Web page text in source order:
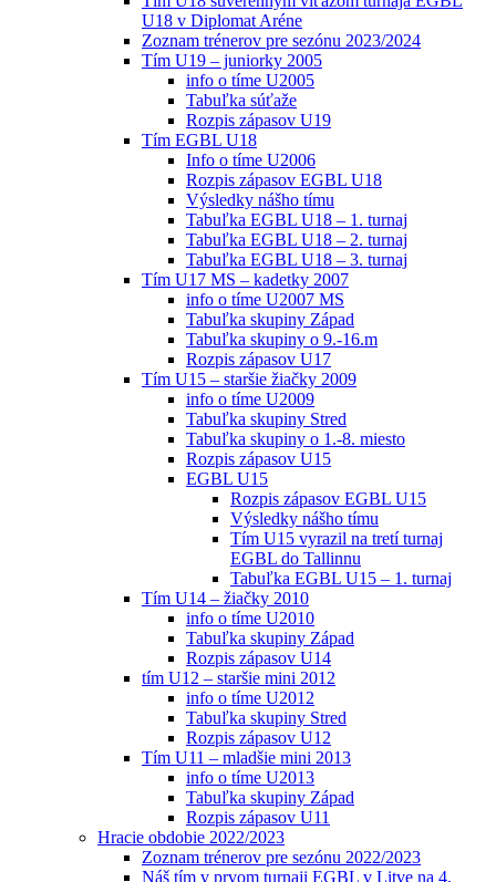
U18 v Diplomat Aréne
Zoznam trénerov pre sezónu 2023/2024
Tím U19 – juniorky 2005
info o tíme U2005
Tabuľka súťaže
Rozpis zápasov U19
Tím EGBL U18
Info o tíme U2006
Rozpis zápasov EGBL U18
Výsledky nášho tímu
Tabuľka EGBL U18 – 1. turnaj
Tabuľka EGBL U18 – 2. turnaj
Tabuľka EGBL U18 – 3. turnaj
Tím U17 MS – kadetky 2007
info o tíme U2007 MS
Tabuľka skupiny Západ
Tabuľka skupiny o 9.-16.m
Rozpis zápasov U17
Tím U15 – staršie žiačky 2009
info o tíme U2009
Tabuľka skupiny Stred
Tabuľka skupiny o 1.-8. miesto
Rozpis zápasov U15
EGBL U15
Rozpis zápasov EGBL U15
Výsledky nášho tímu
Tím U15 vyrazil na tretí turnaj
EGBL do Tallinnu
Tabuľka EGBL U15 – 1. turnaj
Tím U14 – žiačky 2010
info o tíme U2010
Tabuľka skupiny Západ
Rozpis zápasov U14
tím U12 – staršie mini 2012
info o tíme U2012
Tabuľka skupiny Stred
Rozpis zápasov U12
Tím U11 – mladšie mini 2013
info o tíme U2013
Tabuľka skupiny Západ
Rozpis zápasov U11
Hracie obdobie 2022/2023
Zoznam trénerov pre sezónu 2022/2023
Náš tím v prvom turnaji EGBL v Litve na 4.